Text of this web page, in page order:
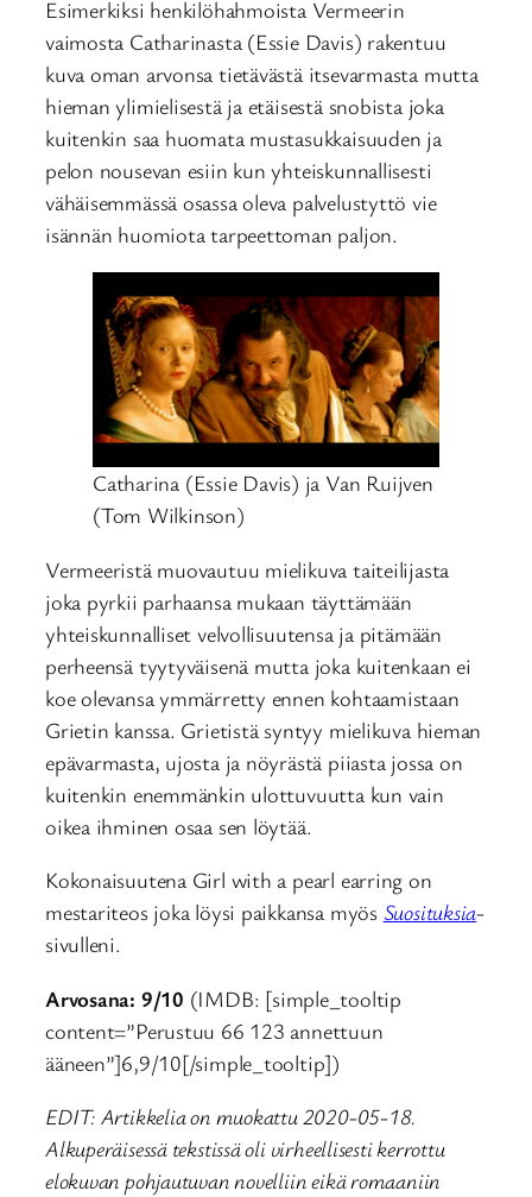
Esimerkiksi henkilöhahmoista Vermeerin
vaimosta Catharinasta (Essie Davis) rakentuu
kuva oman arvonsa tietävästä itsevarmasta mutta
hieman ylimielisestä ja etäisestä snobista joka
kuitenkin saa huomata mustasukkaisuuden ja
pelon nousevan esiin kun yhteiskunnallisesti
vähäisemmässä osassa oleva palvelustyttö vie
isännän huomiota tarpeettoman paljon.
Catharina (Essie Davis) ja Van Ruijven
(Tom Wilkinson)
Vermeeristä muovautuu mielikuva taiteilijasta
joka pyrkii parhaansa mukaan täyttämään
yhteiskunnalliset velvollisuutensa ja pitämään
perheensä tyytyväisenä mutta joka kuitenkaan ei
koe olevansa ymmärretty ennen kohtaamistaan
Grietin kanssa. Grietistä syntyy mielikuva hieman
epävarmasta, ujosta ja nöyrästä piiasta jossa on
kuitenkin enemmänkin ulottuvuutta kun vain
oikea ihminen osaa sen löytää.
Kokonaisuutena Girl with a pearl earring on
mestariteos joka löysi paikkansa myös Suosituksia-
sivulleni.
Arvosana: 9/10 (IMDB: [simple_tooltip
content=”Perustuu 66 123 annettuun
ääneen”]6,9/10[/simple_tooltip])
EDIT: Artikkelia on muokattu 2020-05-18.
Alkuperäisessä tekstissä oli virheellisesti kerrottu
elokuvan pohjautuvan novelliin eikä romaaniin